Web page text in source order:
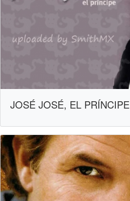
JOSÉ JOSÉ, EL PRÍNCIPE